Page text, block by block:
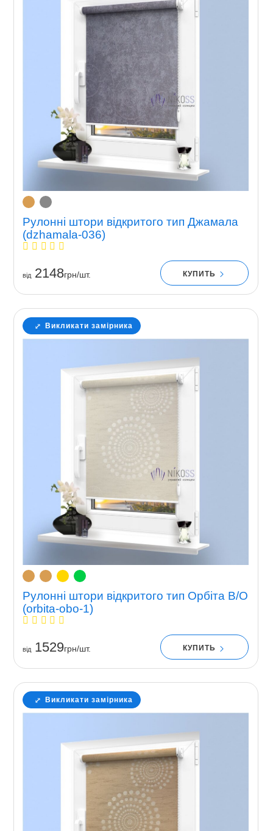
Рулонні штори відкритого тип Джамала
(dzhamala-036)
вiд2148грн/шт. КУПИТЬ
Викликати замірника
Рулонні штори відкритого тип Орбіта В/О
(orbita-obo-1)
вiд1529грн/шт. КУПИТЬ
Викликати замірника